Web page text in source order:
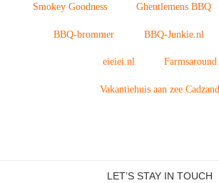
Smokey Goodness Ghentlemens BBQ
BBQ-brommer BBQ-Junkie.nl
eieiei.nl Farmsaround
Vakantiehuis aan zee Cadzand
LET’S STAY IN TOUCH